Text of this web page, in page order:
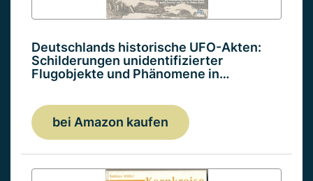
Deutschlands historische UFO-Akten:
Schilderungen unidentifizierter
Flugobjekte und Phänomene in…
bei Amazon kaufen